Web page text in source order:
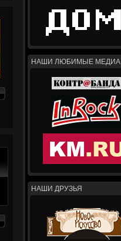
НАШИ ЛЮБИМЫЕ МЕДИА
НАШИ ДРУЗЬЯ